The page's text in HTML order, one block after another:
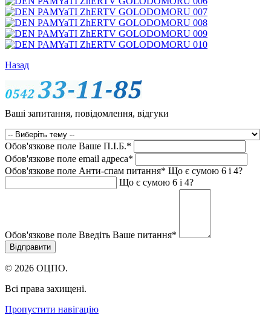
Назад
Ваші запитання, повідомлення, відгуки
Обов'язкове поле Ваше П.I.Б.*
Обов'язкове поле email адреса*
Обов'язкове поле Анти-спам питання* Що є сумою 6 і 4?
Що є сумою 6 і 4?
Обов'язкове поле Введіть Ваше питання*
© 2026 ОЦПО.
Всі права захищені.
Пропустити навігацію